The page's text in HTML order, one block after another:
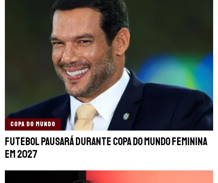
COPA DO MUNDO
Futebol pausará durante Copa do Mundo Feminina
em 2027